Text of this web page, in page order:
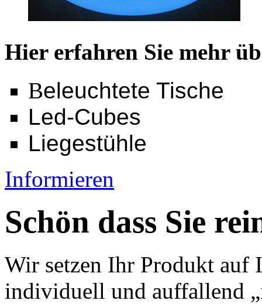
Hier erfahren Sie mehr
Beleuchtete Tische
Led-Cubes
Liegestühle
Informieren
Schön dass Sie
Wir setzen Ihr Produkt auf
individuell und auffallend